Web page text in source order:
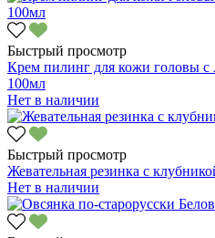
Быстрый просмотр
Крем пилинг для кожи головы
100мл
Нет в наличии
Быстрый просмотр
Жевательная резинка с
Нет в наличии